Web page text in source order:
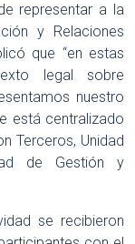
representar a la
y Relaciones
que “en estas
legal sobre
nuestro
está centralizado
Terceros, Unidad
de Gestión y
se recibieron